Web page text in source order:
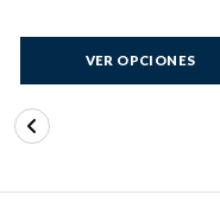
VER OPCIONES